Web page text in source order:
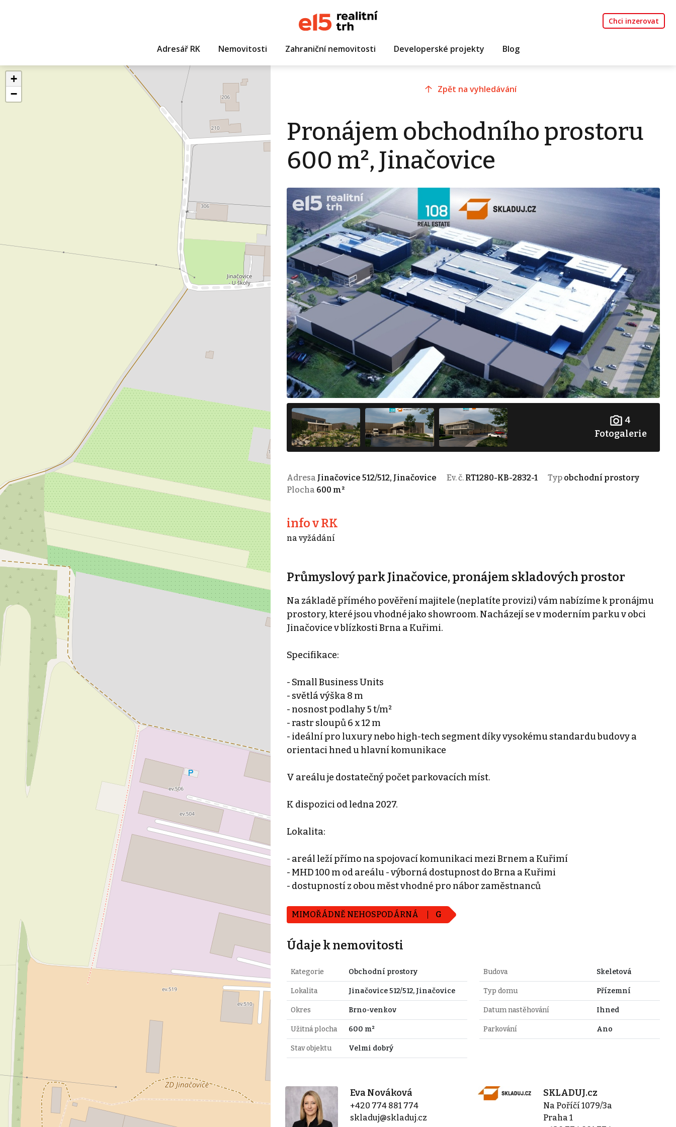
Chci inzerovat
Adresář RK Nemovitosti Zahraniční nemovitosti Developerské projekty Blog
+
−
Zpět na vyhledávání
Pronájem obchodního prostoru
600 m², Jinačovice
4
Fotogalerie
Adresa Jinačovice 512/512, Jinačovice Ev. č. RT1280-KB-2832-1 Typ obchodní prostory
Plocha 600 m²
info v RK
na vyžádání
Průmyslový park Jinačovice, pronájem skladových prostor
Na základě přímého pověření majitele (neplatíte provizi) vám nabízíme k pronájmu
prostory, které jsou vhodné jako showroom. Nacházejí se v moderním parku v obci
Jinačovice v blízkosti Brna a Kuřimi.
Specifikace:
- Small Business Units
- světlá výška 8 m
- nosnost podlahy 5 t/m²
- rastr sloupů 6 x 12 m
- ideální pro luxury nebo high-tech segment díky vysokému standardu budovy a
orientaci hned u hlavní komunikace
V areálu je dostatečný počet parkovacích míst.
K dispozici od ledna 2027.
Lokalita:
- areál leží přímo na spojovací komunikaci mezi Brnem a Kuřimí
- MHD 100 m od areálu - výborná dostupnost do Brna a Kuřimi
- dostupností z obou měst vhodné pro nábor zaměstnanců
MIMOŘÁDNĚ NEHOSPODÁRNÁ G
Údaje k nemovitosti
Kategorie Obchodní prostory
Lokalita Jinačovice 512/512, Jinačovice
Okres Brno-venkov
Užitná plocha 600 m²
Stav objektu Velmi dobrý
Budova Skeletová
Typ domu Přízemní
Datum nastěhování Ihned
Parkování Ano
Eva Nováková
+420 774 881 774
skladuj@skladuj.cz
SKLADUJ.cz
Na Poříčí 1079/3a
Praha 1